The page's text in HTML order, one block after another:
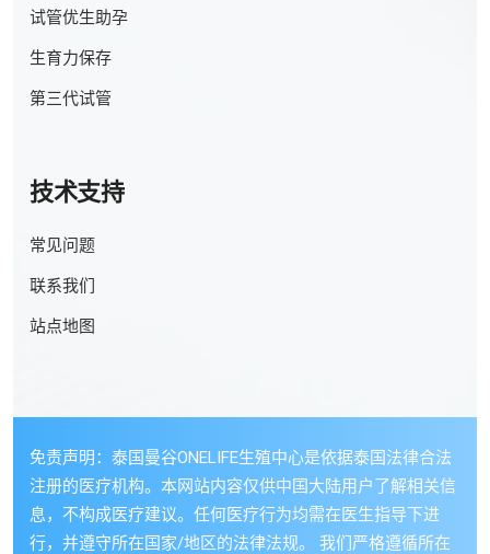
试管优生助孕
生育力保存
第三代试管
技术支持
常见问题
联系我们
站点地图
免责声明：泰国曼谷ONELIFE生殖中心是依据泰国法律合法
注册的医疗机构。本网站内容仅供中国大陆用户了解相关信
息，不构成医疗建议。任何医疗行为均需在医生指导下进
行，并遵守所在国家/地区的法律法规。 我们严格遵循所在